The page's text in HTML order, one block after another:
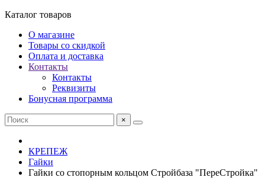
Каталог товаров
О магазине
Товары со скидкой
Оплата и доставка
Контакты
Контакты
Реквизиты
Бонусная программа
×
КРЕПЕЖ
Гайки
Гайки со стопорным кольцом Стройбаза "ПереСтройка"